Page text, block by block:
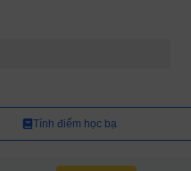
Tính điểm học bạ